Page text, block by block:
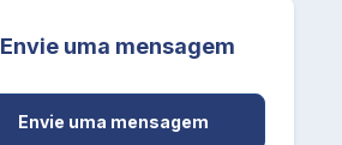
Envie uma mensagem
Envie uma mensagem